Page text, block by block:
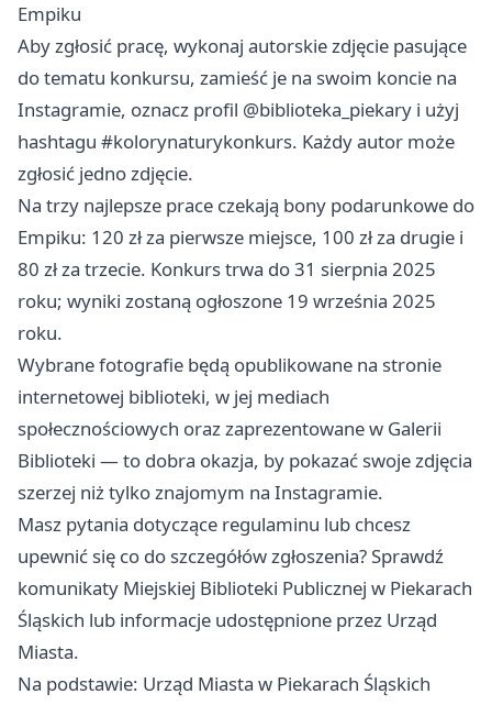
Empiku
Aby zgłosić pracę, wykonaj autorskie zdjęcie pasujące
do tematu konkursu, zamieść je na swoim koncie na
Instagramie, oznacz profil @biblioteka_piekary i użyj
hashtagu #kolorynaturykonkurs. Każdy autor może
zgłosić jedno zdjęcie.
Na trzy najlepsze prace czekają bony podarunkowe do
Empiku: 120 zł za pierwsze miejsce, 100 zł za drugie i
80 zł za trzecie. Konkurs trwa do 31 sierpnia 2025
roku; wyniki zostaną ogłoszone 19 września 2025
roku.
Wybrane fotografie będą opublikowane na stronie
internetowej biblioteki, w jej mediach
społecznościowych oraz zaprezentowane w Galerii
Biblioteki — to dobra okazja, by pokazać swoje zdjęcia
szerzej niż tylko znajomym na Instagramie.
Masz pytania dotyczące regulaminu lub chcesz
upewnić się co do szczegółów zgłoszenia? Sprawdź
komunikaty Miejskiej Biblioteki Publicznej w Piekarach
Śląskich lub informacje udostępnione przez Urząd
Miasta.
Na podstawie: Urząd Miasta w Piekarach Śląskich